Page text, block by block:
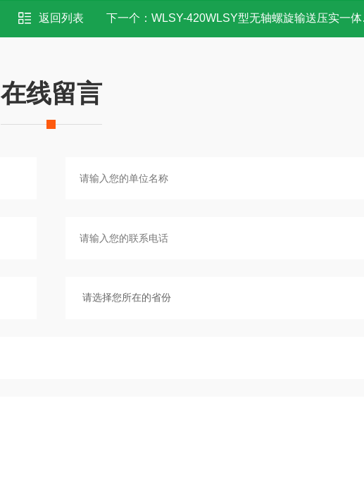
返回列表 下一个： WLSY-420WLSY型无轴螺旋输送压实一体机报价
在线留言